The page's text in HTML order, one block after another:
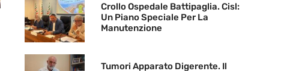
Crollo Ospedale Battipaglia. Cisl:
Un Piano Speciale Per La
Manutenzione
Tumori Apparato Digerente. Il